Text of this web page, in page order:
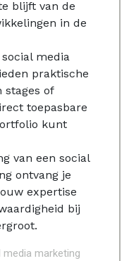
blijft van de
in de
media
praktische
stages of
toepasbare
kunt
van een social
ontvang je
expertise
bij
marketing